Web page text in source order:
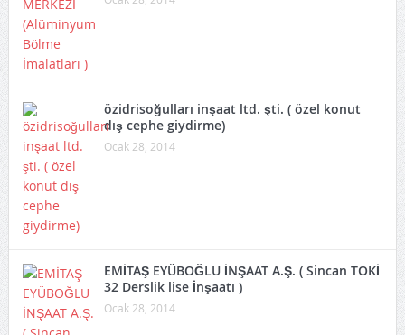
özidrisoğulları inşaat ltd. şti. ( özel konut
dış cephe giydirme)
Ocak 28, 2014
EMİTAŞ EYÜBOĞLU İNŞAAT A.Ş. ( Sincan TOKİ
32 Derslik lise İnşaatı )
Ocak 28, 2014